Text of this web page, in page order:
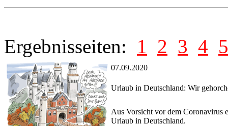
Ergebnisseiten: 1 2 3 4 5
07.09.2020
Urlaub in Deutschland: Wir
Aus Vorsicht vor dem Coronavirus
Urlaub in Deutschland.